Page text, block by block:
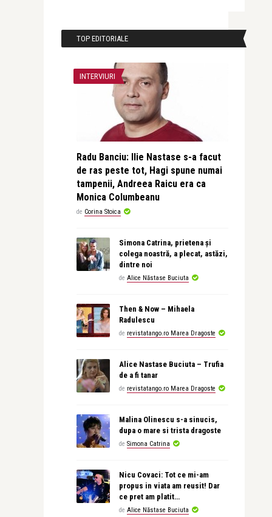
TOP EDITORIALE
INTERVIURI
Radu Banciu: Ilie Nastase s-a facut
de ras peste tot, Hagi spune numai
tampenii, Andreea Raicu era ca
Monica Columbeanu
de Corina Stoica
Simona Catrina, prietena și
colega noastră, a plecat, astăzi,
dintre noi
de Alice Năstase Buciuta
Then & Now – Mihaela
Radulescu
de revistatango.ro Marea Dragoste
Alice Nastase Buciuta – Trufia
de a fi tanar
de revistatango.ro Marea Dragoste
Malina Olinescu s-a sinucis,
dupa o mare si trista dragoste
de Simona Catrina
Nicu Covaci: Tot ce mi-am
propus in viata am reusit! Dar
ce pret am platit…
de Alice Năstase Buciuta